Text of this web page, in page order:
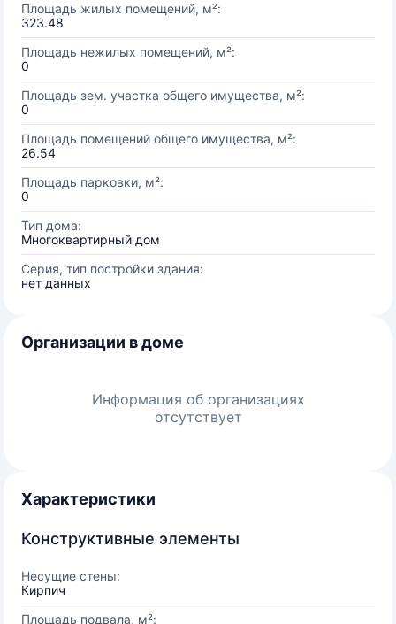
Площадь жилых помещений, м²:
323.48
Площадь нежилых помещений, м²:
0
Площадь зем. участка общего имущества, м²:
0
Площадь помещений общего имущества, м²:
26.54
Площадь парковки, м²:
0
Тип дома:
Многоквартирный дом
Серия, тип постройки здания:
нет данных
Организации в доме
Информация об организациях
отсутствует
Характеристики
Конструктивные элементы
Несущие стены:
Кирпич
Площадь подвала, м²: